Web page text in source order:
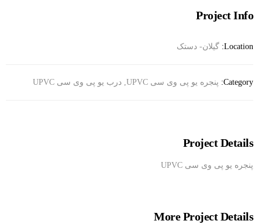
Project Info
Location: گیلان- دستک
Category: پنجره یو پی وی سی UPVC, درب یو پی وی سی UPVC
Project Details
پنجره یو پی وی سی UPVC
More Project Details